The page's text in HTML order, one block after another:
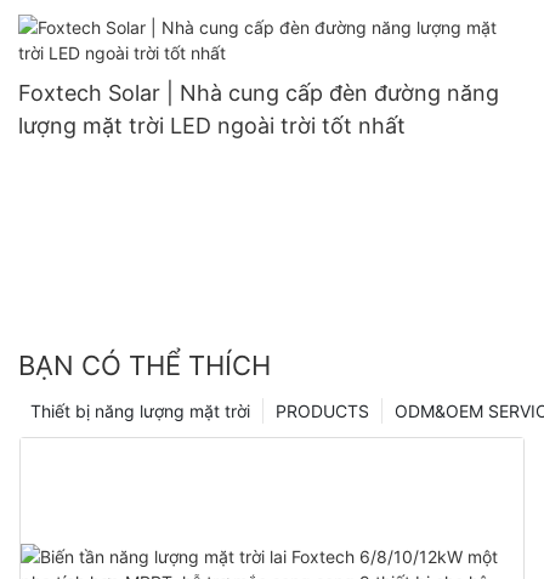
đôi 132 cell
Foxtech Solar | Nhà cung cấp đèn đường năng
lượng mặt trời LED ngoài trời tốt nhất
BẠN CÓ THỂ THÍCH
ODM&OEM
PRODUCTS
Thiết bị năng lượng mặt trời